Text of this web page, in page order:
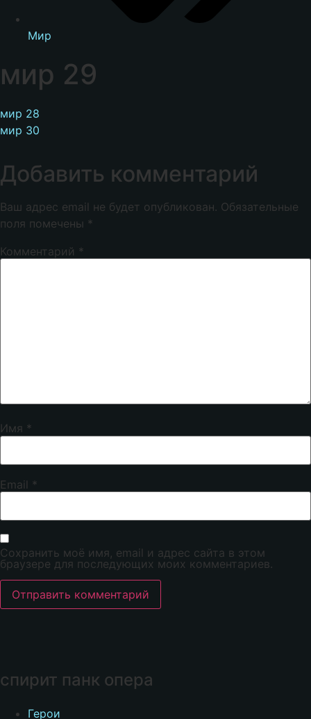
Мир
мир 29
мир 28
мир 30
Добавить комментарий
Ваш адрес email не будет опубликован. Обязательные
поля помечены *
Комментарий *
Имя *
Email *
Сохранить моё имя, email и адрес сайта в этом
браузере для последующих моих комментариев.
спирит панк опера
Герои